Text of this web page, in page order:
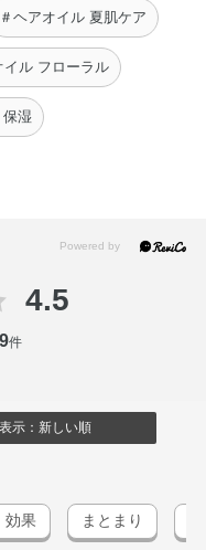
＃ヘアオイル 夏肌ケア
イル フローラル
保湿
4.5
件
表示：新しい順
効果 まとまり